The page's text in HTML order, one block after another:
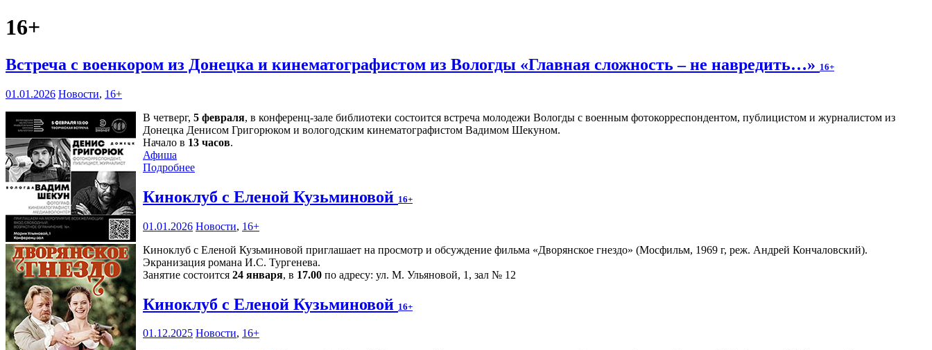
16+
Встреча с военкором из Донецка и кинематографистом из Вологды «Главная сложность – не навредить…» 16+
01.01.2026 Новости, 16+
В четверг, 5 февраля, в конференц-зале библиотеки состоится встреча молодежи Вологды с военным фотокорреспондентом, публицистом и журналистом из
Донецка Денисом Григорюком и вологодским кинематографистом Вадимом Шекуном.
Начало в 13 часов.
Афиша
Подробнее
Киноклуб с Еленой Кузьминовой 16+
01.01.2026 Новости, 16+
Киноклуб с Еленой Кузьминовой приглашает на просмотр и обсуждение фильма «Дворянское гнездо» (Мосфильм, 1969 г, реж. Андрей Кончаловский).
Экранизация романа И.С. Тургенева.
Занятие состоится 24 января, в 17.00 по адресу: ул. М. Ульяновой, 1, зал № 12
Киноклуб с Еленой Кузьминовой 16+
01.12.2025 Новости, 16+